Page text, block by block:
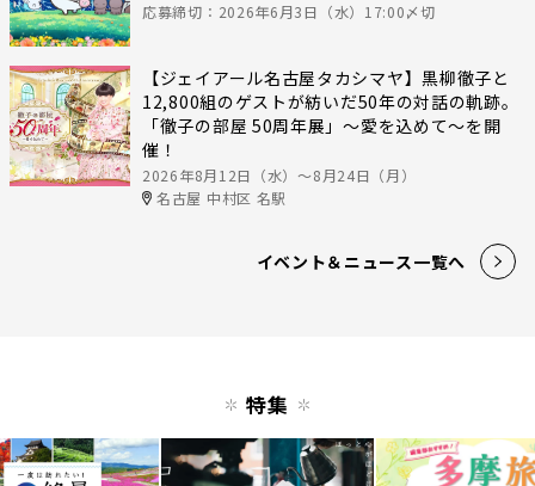
応募締切：2026年6月3日（水）17:00〆切
【ジェイアール名古屋タカシマヤ】黒柳徹子と
12,800組のゲストが紡いだ50年の対話の軌跡。
「徹子の部屋 50周年展」～愛を込めて～を開
催！
2026年8月12日（水）〜8月24日（月）
名古屋 中村区 名駅
イベント＆ニュース一覧へ
特集